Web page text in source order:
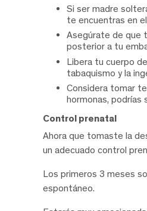
Si ser madre
te encuentras en
Asegúrate de que
posterior a tu
Libera tu cuerpo
tabaquismo y la
Considera tomar
hormonas, podrías
Control prenatal
Ahora que tomaste la
un adecuado control
Los primeros 3 meses
espontáneo.